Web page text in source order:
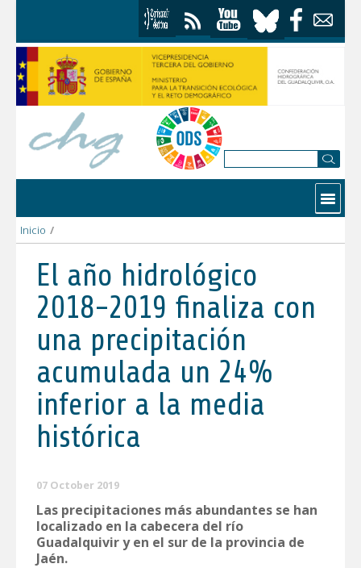
Contactar
Inicio /
El año hidrológico
2018-2019 finaliza con
una precipitación
acumulada un 24%
inferior a la media
histórica
07 October 2019
Las precipitaciones más abundantes se han
localizado en la cabecera del río
Guadalquivir y en el sur de la provincia de
Jaén.